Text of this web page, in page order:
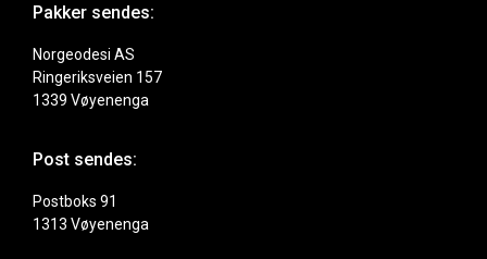
Pakker sendes:
Norgeodesi AS
Ringeriksveien 157
1339 Vøyenenga
Post sendes:
Postboks 91
1313 Vøyenenga